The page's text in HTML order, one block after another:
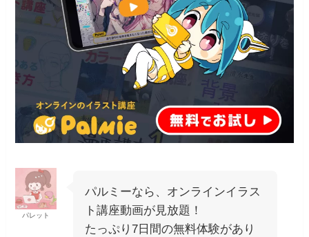
パレット
パルミーなら、オンラインイラス
ト講座動画が見放題！
たっぷり7日間の無料体験があり